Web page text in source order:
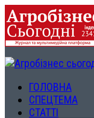
ГОЛОВНА
СПЕЦТЕМА
СТАТТІ